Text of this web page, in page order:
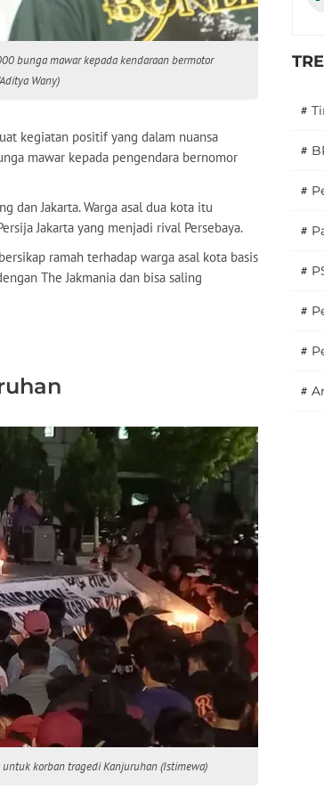
bunga mawar kepada kendaraan bermotor
Wany)
kegiatan positif yang dalam nuansa
mawar kepada pengendara bernomor
dan Jakarta. Warga asal dua kota itu
Jakarta yang menjadi rival Persebaya.
ramah terhadap warga asal kota basis
The Jakmania dan bisa saling
korban tragedi Kanjuruhan (Istimewa)
#
#
#
#
#
#
#
#